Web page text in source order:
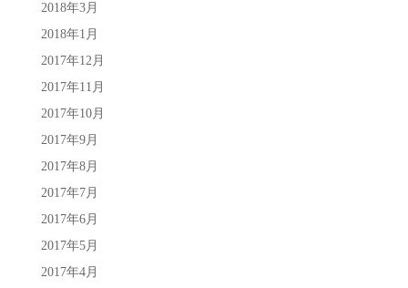
2018年3月
2018年1月
2017年12月
2017年11月
2017年10月
2017年9月
2017年8月
2017年7月
2017年6月
2017年5月
2017年4月